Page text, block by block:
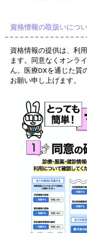
資格情報の取扱いにつ
資格情報の提供は、利
ます。同意なくオンラ
ん。医療DXを通じた質
お願い申し上げます。